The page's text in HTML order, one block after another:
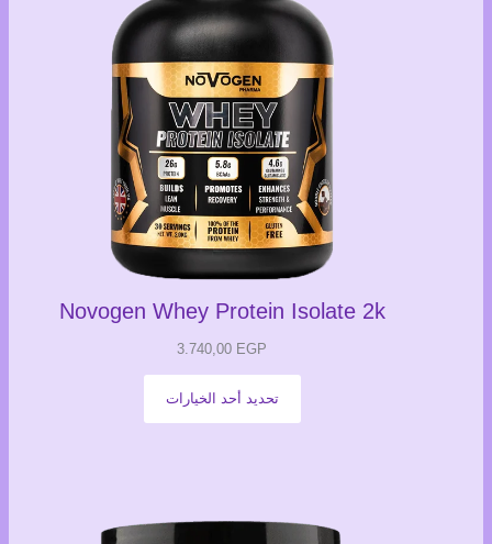
Novogen Whey Protein Isolate 2k
3.740,00 EGP
تحديد أحد الخيارات